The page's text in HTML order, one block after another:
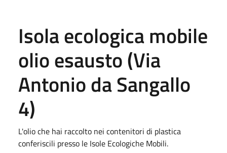
Isola ecologica mobile
olio esausto (Via
Antonio da Sangallo
4)
L'olio che hai raccolto nei contenitori di plastica
conferiscili presso le Isole Ecologiche Mobili.